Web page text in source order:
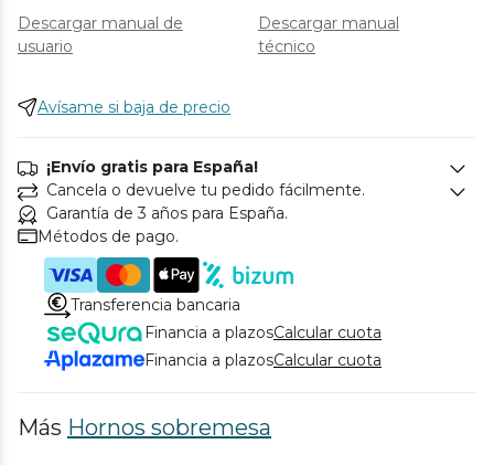
Descargar manual de
usuario
Descargar manual
técnico
Avísame si baja de precio
¡Envío gratis para España!
Cancela o devuelve tu pedido fácilmente.
Garantía de 3 años para España.
Métodos de pago.
Transferencia bancaria
Financia a plazosCalcular cuota
Financia a plazosCalcular cuota
Más Hornos sobremesa